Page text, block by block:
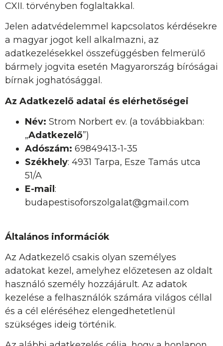
CXII. törvényben foglaltakkal.
Jelen adatvédelemmel kapcsolatos kérdésekre
a magyar jogot kell alkalmazni, az
adatkezelésekkel összefüggésben felmerülő
bármely jogvita esetén Magyarország bíróságai
bírnak joghatósággal.
Az Adatkezelő adatai és elérhetőségei
Név: Strom Norbert ev. (a továbbiakban:
„Adatkezelő”)
Adószám: 69849413-1-35
Székhely: 4931 Tarpa, Esze Tamás utca
51/A
E-mail :
budapestisoforszolgalat@gmail.com
Általános információk
Az Adatkezelő csakis olyan személyes
adatokat kezel, amelyhez előzetesen az oldalt
használó személy hozzájárult. Az adatok
kezelése a felhasználók számára világos céllal
és a cél eléréséhez elengedhetetlenül
szükséges ideig történik.